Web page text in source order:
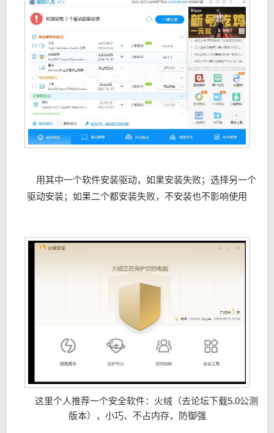
用其中一个软件安装驱动，如果安装失败；选择另一个
驱动安装；如果二个都安装失败，不安装也不影响使用
这里个人推荐一个安全软件：火绒（去论坛下载5.0公测
版本），小巧、不占内存，防御强